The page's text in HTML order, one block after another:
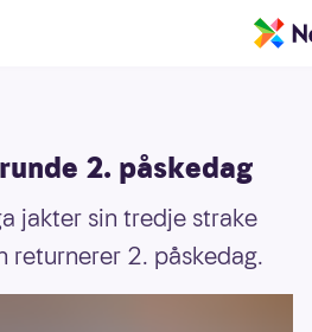
2. påskedag
jakter sin tredje strake
returnerer 2. påskedag.